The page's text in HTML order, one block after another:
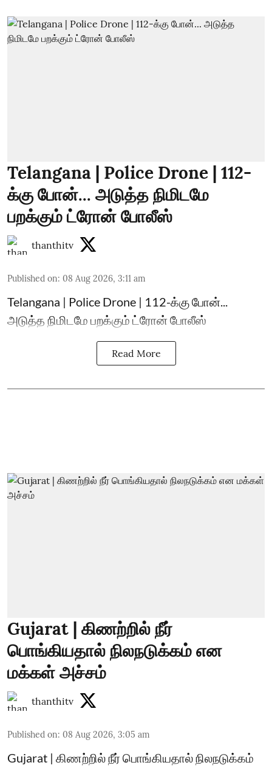
Telangana | Police Drone | 112-
க்கு போன்... அடுத்த நிமிடமே
பறக்கும் ட்ரோன் போலீஸ்
thanthitv
Published on: 08 Aug 2026, 3:11 am
Telangana | Police Drone | 112-க்கு போன்...
அடுத்த நிமிடமே பறக்கும் ட்ரோன் போலீஸ்
Read More
Gujarat | கிணற்றில் நீர்
பொங்கியதால் நிலநடுக்கம் என
மக்கள் அச்சம்
thanthitv
Published on: 08 Aug 2026, 3:05 am
Gujarat | கிணற்றில் நீர் பொங்கியதால் நிலநடுக்கம்